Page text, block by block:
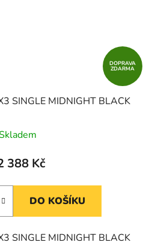
DOPRAVA
ZDARMA
SINGLE MIDNIGHT BLACK
388 Kč
DO KOŠÍKU
SINGLE MIDNIGHT BLACK